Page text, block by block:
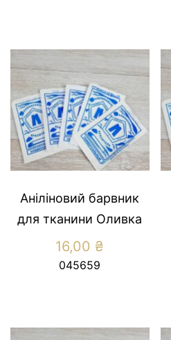
Аніліновий барвник
для тканини Оливка
16,00 ₴
045659